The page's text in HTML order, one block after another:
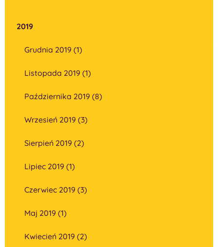
2019
Grudnia 2019 (1)
Listopada 2019 (1)
Października 2019 (8)
Wrzesień 2019 (3)
Sierpień 2019 (2)
Lipiec 2019 (1)
Czerwiec 2019 (3)
Maj 2019 (1)
Kwiecień 2019 (2)